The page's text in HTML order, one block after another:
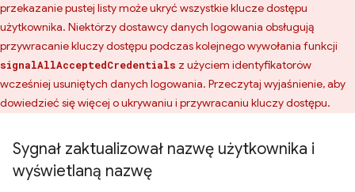
przekazanie pustej listy może ukryć wszystkie klucze dostępu
użytkownika. Niektórzy dostawcy danych logowania obsługują
przywracanie kluczy dostępu podczas kolejnego wywołania funkcji
signalAllAcceptedCredentials z użyciem identyfikatorów
wcześniej usuniętych danych logowania. Przeczytaj wyjaśnienie, aby
dowiedzieć się więcej o ukrywaniu i przywracaniu kluczy dostępu.
Sygnał zaktualizował nazwę użytkownika i
wyświetlaną nazwę